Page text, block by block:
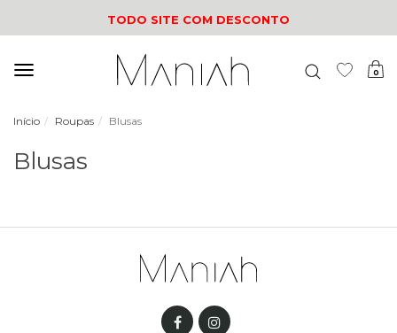
TODO SITE COM DESCONTO
0
Início Roupas Blusas
Blusas